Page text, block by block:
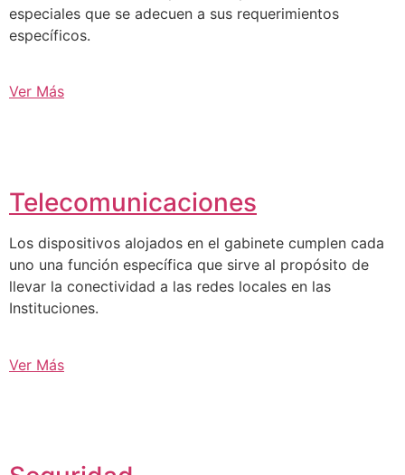
especiales que se adecuen a sus requerimientos
específicos.
Ver Más
Telecomunicaciones
Los dispositivos alojados en el gabinete cumplen cada
uno una función específica que sirve al propósito de
llevar la conectividad a las redes locales en las
Instituciones.
Ver Más